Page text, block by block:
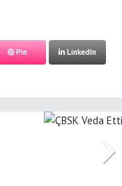
Pin LinkedIn